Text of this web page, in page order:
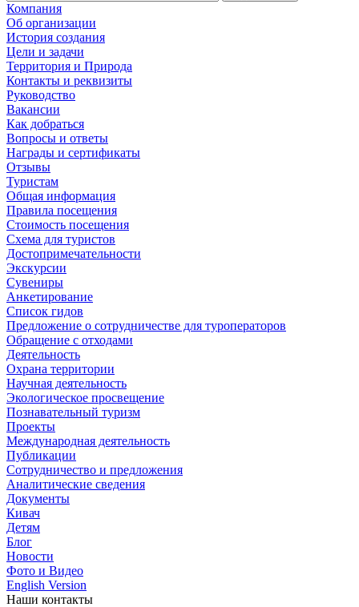
Компания
Об организации
История создания
Цели и задачи
Территория и Природа
Контакты и реквизиты
Руководство
Вакансии
Как добраться
Вопросы и ответы
Награды и сертификаты
Отзывы
Туристам
Общая информация
Правила посещения
Стоимость посещения
Схема для туристов
Достопримечательности
Экскурсии
Сувениры
Анкетирование
Список гидов
Предложение о сотрудничестве для туроператоров
Обращение с отходами
Деятельность
Охрана территории
Научная деятельность
Экологическое просвещение
Познавательный туризм
Проекты
Международная деятельность
Публикации
Сотрудничество и предложения
Аналитические сведения
Документы
Кивач
Детям
Блог
Новости
Фото и Видео
English Version
Наши контакты